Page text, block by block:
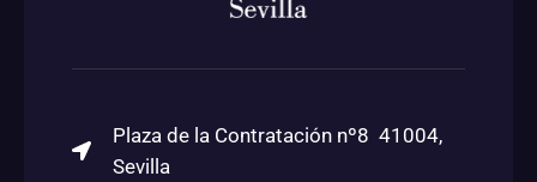
Plaza de la Contratación nº8 41004,
Sevilla